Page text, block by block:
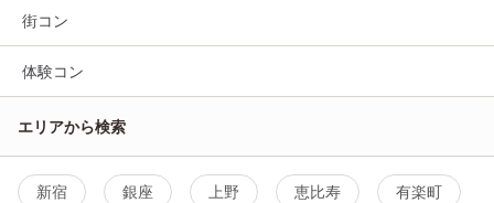
街コン
体験コン
エリアから検索
新宿 銀座 上野 恵比寿 有楽町